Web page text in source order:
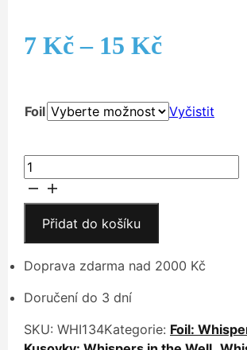
7 Kč – 15 KčRozpětí
7 Kč
až
Foil Vyčistit
Mushu
´s
Rocket
množství
Přidat do košíku
Doprava zdarma nad 2000 Kč
Doručení do 3 dní
SKU: WHI134Kategorie: Foil: